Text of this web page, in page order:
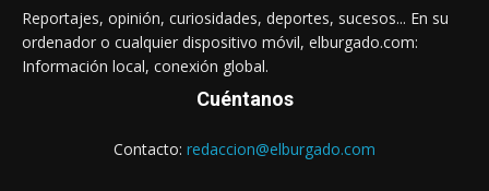
Reportajes, opinión, curiosidades, deportes, sucesos... En su
ordenador o cualquier dispositivo móvil, elburgado.com:
Información local, conexión global.
Cuéntanos
Contacto: redaccion@elburgado.com